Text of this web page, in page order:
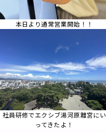
本日より通常営業開始！！
社員研修でエクシブ湯河原離宮にい
ってきたよ！